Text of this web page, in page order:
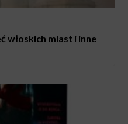
włoskich miast i inne